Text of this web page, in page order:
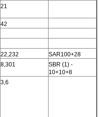
21
42
22,232
SAR100+28
8,301
SBR (1) -
10+10+8
3,6